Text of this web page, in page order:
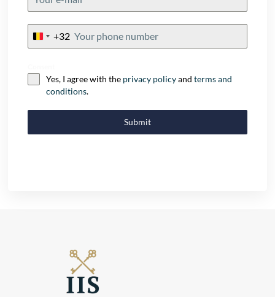
Belgium
+32
Yes, I agree with the privacy policyandterms and
conditions.
Submit